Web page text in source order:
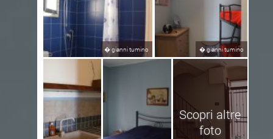
�gianni tumino �gianni tumino
Scopri altre
foto